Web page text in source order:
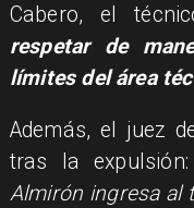
Cabero, el
respetar de
límites del área
Además, el juez
tras la expulsión:
Almirón ingresa al